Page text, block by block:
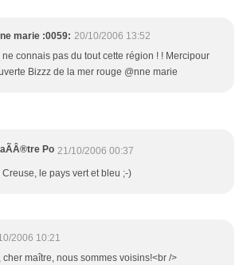
marie :0059: 20/10/2006 13:52
ne connais pas du tout cette région ! ! Mercipour
Bizzz de la mer rouge @nne marie
Po 21/10/2006 00:37
Creuse, le pays vert et bleu ;-)
2006 10:21
cher maître, nous sommes voisins!<br />